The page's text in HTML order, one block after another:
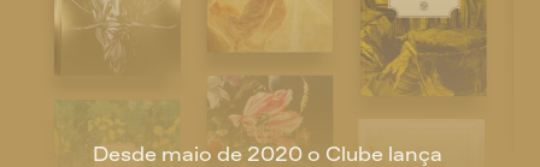
Desde maio de 2020 o Clube lança